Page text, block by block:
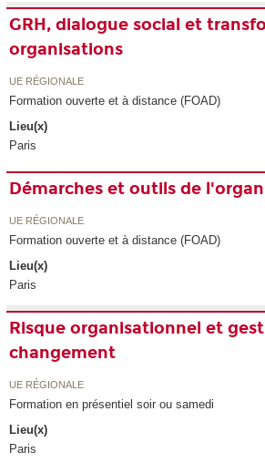
GRH, dialogue social et
organisations
UE RÉGIONALE
Formation ouverte et à distance (FOAD)
Lieu(x)
Paris
Démarches et outils de
UE RÉGIONALE
Formation ouverte et à distance (FOAD)
Lieu(x)
Paris
Risque organisationnel et
changement
UE RÉGIONALE
Formation en présentiel soir ou samedi
Lieu(x)
Paris